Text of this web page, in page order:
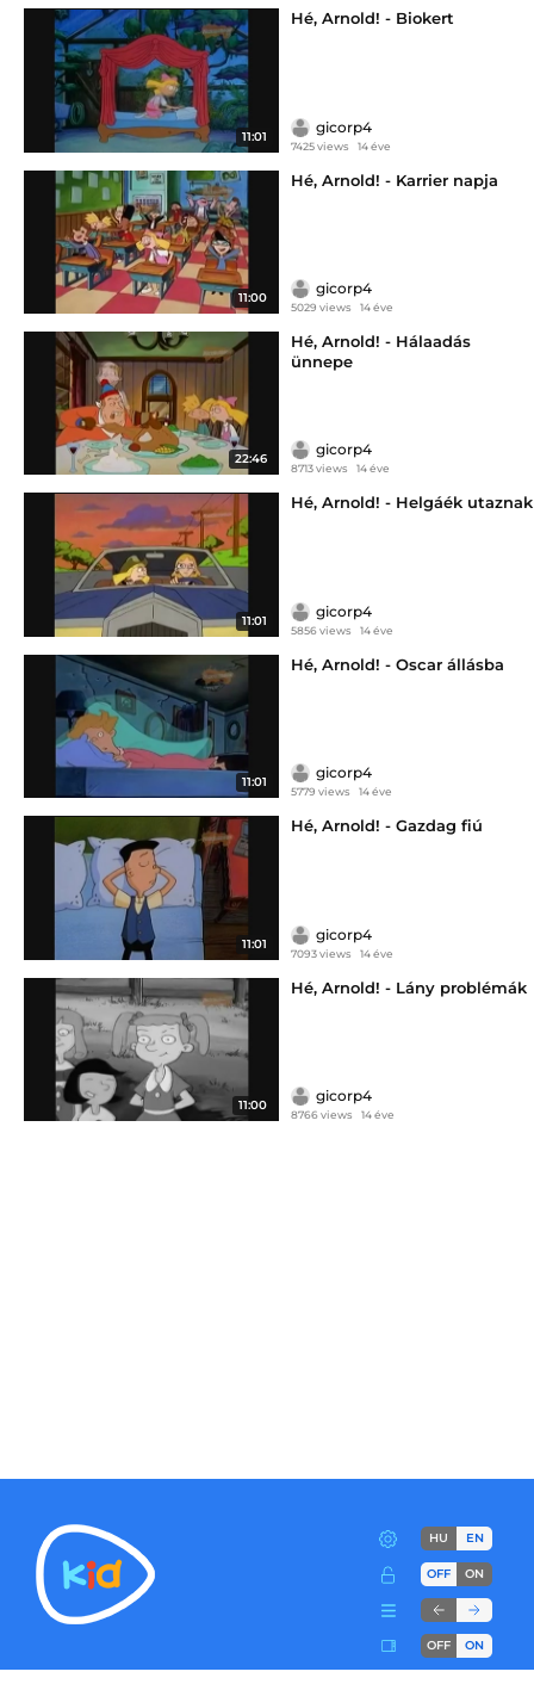
11:01
Hé, Arnold! - Biokert
gicorp4
7425 views 14 éve
11:00
Hé, Arnold! - Karrier napja
gicorp4
5029 views 14 éve
22:46
Hé, Arnold! - Hálaadás
ünnepe
gicorp4
8713 views 14 éve
11:01
Hé, Arnold! - Helgáék utaznak
gicorp4
5856 views 14 éve
11:01
Hé, Arnold! - Oscar állásba
gicorp4
5779 views 14 éve
11:01
Hé, Arnold! - Gazdag fiú
gicorp4
7093 views 14 éve
11:00
Hé, Arnold! - Lány problémák
gicorp4
8766 views 14 éve
HU EN
OFF ON
OFF ON